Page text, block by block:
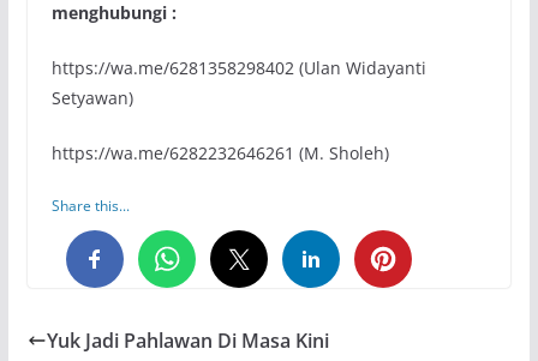
menghubungi :
https://wa.me/6281358298402 (Ulan Widayanti
Setyawan)
https://wa.me/6282232646261 (M. Sholeh)
Share this...
Yuk Jadi Pahlawan Di Masa Kini